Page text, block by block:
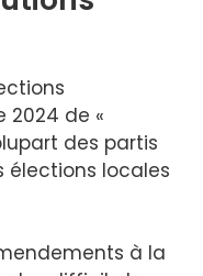
2024 de «
des partis
élections locales
à la